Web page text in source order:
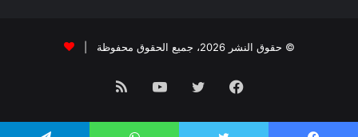
© حقوق النشر 2026، جميع الحقوق محفوظة |
فيسبوك تويتر يوتيوبملخص
الموقع